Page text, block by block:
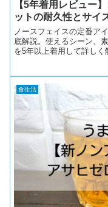
【5年着用レビュー
ットの耐久性とサイ
ノースフェイスの定番ア
底解説。使えるシーン、
を5年以上着用して詳しく
食生活